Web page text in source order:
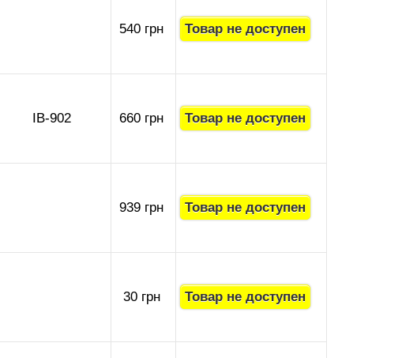
540 грн
IB-902 660 грн
939 грн
30 грн